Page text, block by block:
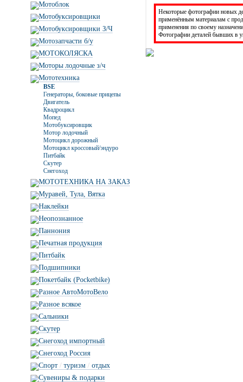
Мотоблок
Мотобуксировщики
Мотобуксировщики З/Ч
Мотозапчасти б/у
МОТОКОЛЯСКА
Моторы лодочные з/ч
Мототехника
BSE
Генераторы, боковые прицепы
Двигатель
Квадроцикл
Мопед
Мотобуксировщик
Мотор лодочный
Мотоцикл дорожный
Мотоцикл кроссовый/эндуро
Питбайк
Скутер
Снегоход
МОТОТЕХНИКА НА ЗАКАЗ
Муравей, Тула, Вятка
Наклейки
Неопознанное
Паннония
Печатная продукция
Питбайк
Подшипники
Покетбайк (Pocketbike)
Разное АвтоМотоВело
Разное всякое
Сальники
Скутер
Снегоход импортный
Снегоход Россия
Спорт / туризм / отдых
Сувениры & подарки
Некоторые фотографии новых
применённым материалам с
применения по своему
Фотографии деталей бывших в